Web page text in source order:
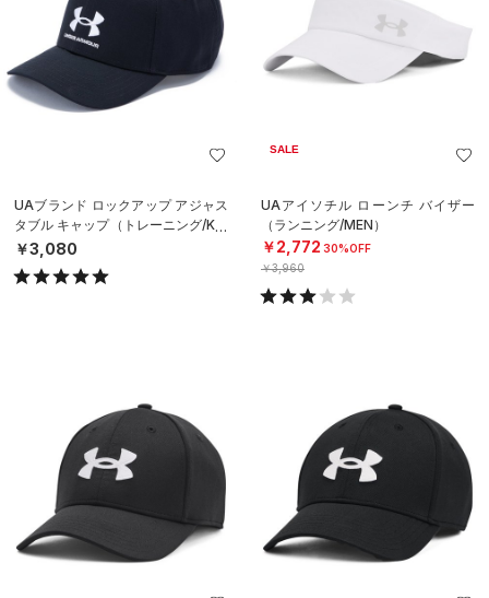
UAブランド ロックアップ アジャス
タブル キャップ（トレーニング/KID
S）
￥3,080
SALE
UAアイソチル ローンチ バイザー
（ランニング/MEN）
￥2,772 30%OFF
￥3,960